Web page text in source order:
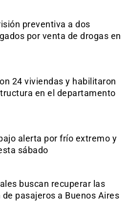
preventiva a dos
por venta de drogas en
24 viviendas y habilitaron
en el departamento
alerta por frío extremo y
sábado
buscan recuperar las
pasajeros a Buenos Aires